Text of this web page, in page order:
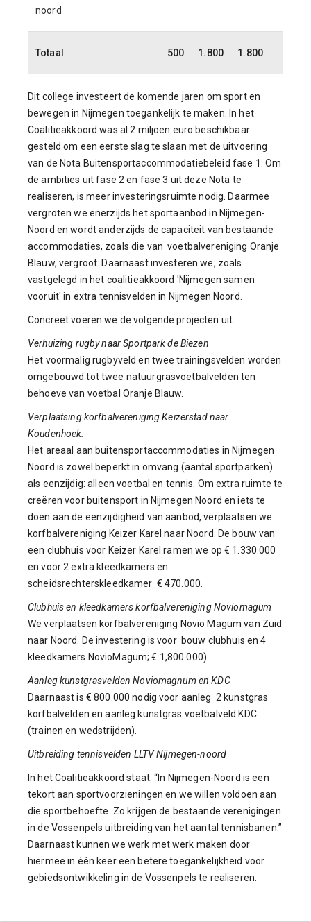
noord
Totaal 500 1.800 1.800
Dit college investeert de komende jaren om sport en
bewegen in Nijmegen toegankelijk te maken. In het
Coalitieakkoord was al 2 miljoen euro beschikbaar
gesteld om een eerste slag te slaan met de uitvoering
van de Nota Buitensportaccommodatiebeleid fase 1. Om
de ambities uit fase 2 en fase 3 uit deze Nota te
realiseren, is meer investeringsruimte nodig. Daarmee
vergroten we enerzijds het sportaanbod in Nijmegen-
Noord en wordt anderzijds de capaciteit van bestaande
accommodaties, zoals die van voetbalvereniging Oranje
Blauw, vergroot. Daarnaast investeren we, zoals
vastgelegd in het coalitieakkoord 'Nijmegen samen
vooruit' in extra tennisvelden in Nijmegen Noord.
Concreet voeren we de volgende projecten uit.
Verhuizing rugby naar Sportpark de Biezen
Het voormalig rugbyveld en twee trainingsvelden worden
omgebouwd tot twee natuurgrasvoetbalvelden ten
behoeve van voetbal Oranje Blauw.
Verplaatsing korfbalvereniging Keizerstad naar
Koudenhoek.
Het areaal aan buitensportaccommodaties in Nijmegen
Noord is zowel beperkt in omvang (aantal sportparken)
als eenzijdig: alleen voetbal en tennis. Om extra ruimte te
creëren voor buitensport in Nijmegen Noord en iets te
doen aan de eenzijdigheid van aanbod, verplaatsen we
korfbalvereniging Keizer Karel naar Noord. De bouw van
een clubhuis voor Keizer Karel ramen we op € 1.330.000
en voor 2 extra kleedkamers en
scheidsrechterskleedkamer € 470.000.
Clubhuis en kleedkamers korfbalvereniging Noviomagum
We verplaatsen korfbalvereniging Novio Magum van Zuid
naar Noord. De investering is voor bouw clubhuis en 4
kleedkamers NovioMagum; € 1,800.000).
Aanleg kunstgrasvelden Noviomagnum en KDC
Daarnaast is € 800.000 nodig voor aanleg 2 kunstgras
korfbalvelden en aanleg kunstgras voetbalveld KDC
(trainen en wedstrijden).
Uitbreiding tennisvelden LLTV Nijmegen-noord
In het Coalitieakkoord staat: “In Nijmegen-Noord is een
tekort aan sportvoorzieningen en we willen voldoen aan
die sportbehoefte. Zo krijgen de bestaande verenigingen
in de Vossenpels uitbreiding van het aantal tennisbanen.”
Daarnaast kunnen we werk met werk maken door
hiermee in één keer een betere toegankelijkheid voor
gebiedsontwikkeling in de Vossenpels te realiseren.